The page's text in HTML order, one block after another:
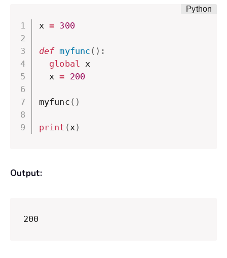
x = 300
def myfunc ( ) :
global
x
  x
= 200
myfunc ( )
print ( x )
Output:
200